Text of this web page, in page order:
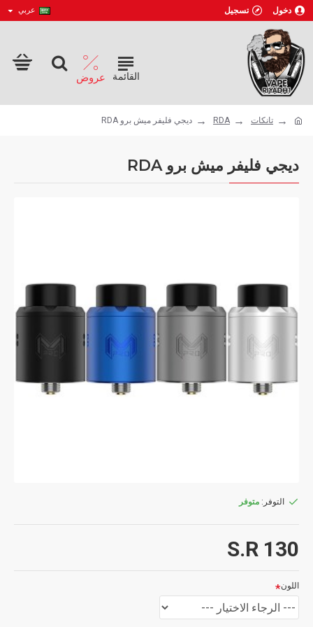
دخول تسجيل عربي
تانكات RDA ديجي فليفر ميش برو RDA
ديجي فليفر ميش برو RDA
S.R 130
التوفر: متوفر
اللون